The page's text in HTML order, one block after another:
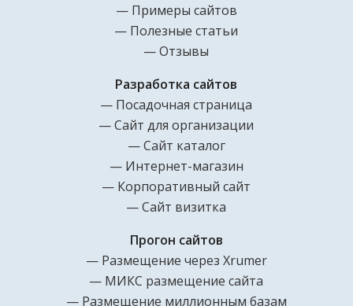
Примеры сайтов
Полезные статьи
Отзывы
Разработка сайтов
Посадочная страница
Сайт для организации
Сайт каталог
Интернет-магазин
Корпоративный сайт
Сайт визитка
Прогон сайтов
Размещение через Xrumer
МИКС размещение сайта
Размещение миллионным базам